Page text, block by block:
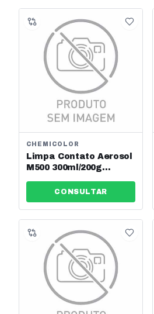
CHEMICOLOR
Limpa Contato Aerosol
M500 300ml/200g
1090056CONSULTAR